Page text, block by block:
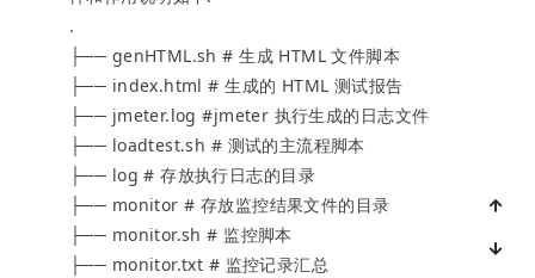
.
├── genHTML.sh # 生成 HTML 文件脚本
├── index.html # 生成的 HTML 测试报告
├── jmeter.log #jmeter 执行生成的日志文件
├── loadtest.sh # 测试的主流程脚本
├── log # 存放执行日志的目录
├── monitor # 存放监控结果文件的目录
├── monitor.sh # 监控脚本
├── monitor.txt # 监控记录汇总